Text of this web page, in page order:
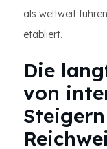
als weltweit
etabliert.
Die
von